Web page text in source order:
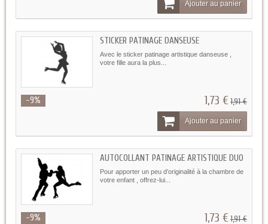
Ajouter au panier
STICKER PATINAGE DANSEUSE
Avec le sticker patinage artistique danseuse ,
votre fille aura la plus...
-9% 1,73 €1,91 €
Ajouter au panier
AUTOCOLLANT PATINAGE ARTISTIQUE DUO
Pour apporter un peu d’originalité à la chambre de
votre enfant , offrez-lui...
-9% 1,73 €1,91 €